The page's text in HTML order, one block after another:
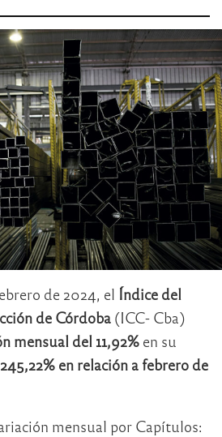
de 2024, el Índice del
de Córdoba (ICC- Cba)
mensual del 11,92% en su
en relación a febrero de
mensual por Capítulos: